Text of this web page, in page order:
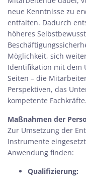
neue Kenntnisse zu
entfalten. Dadurch
höheres
Möglichkeit, sich
Identifikation mit dem
Seiten – die
Perspektiven, das
kompetente Fachkräfte.
Maßnahmen der
Zur Umsetzung der
Instrumente
Anwendung finden:
Qualifizierung: